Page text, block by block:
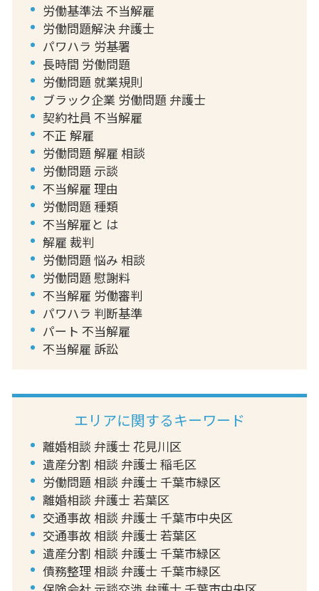
労働基準法 不当解雇
労働問題解決 弁護士
パワハラ 労基署
長時間 労働問題
労働問題 就業規則
ブラック企業 労働問題 弁護士
契約社員 不当解雇
不正 解雇
労働問題 解雇 相談
労働問題 示談
不当解雇 理由
労働問題 種類
不当解雇と は
解雇 裁判
労働問題 悩み 相談
労働問題 慰謝料
不当解雇 労働審判
パワハラ 判断基準
パート 不当解雇
不当解雇 訴訟
エリアに関するキーワード
離婚相談 弁護士 花見川区
遺産分割 相談 弁護士 稲毛区
労働問題 相談 弁護士 千葉市緑区
離婚相談 弁護士 若葉区
交通事故 相談 弁護士 千葉市中央区
交通事故 相談 弁護士 若葉区
遺産分割 相談 弁護士 千葉市緑区
債務整理 相談 弁護士 千葉市緑区